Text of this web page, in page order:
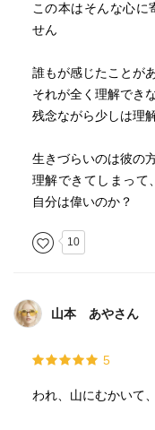
この本はそんな心に
せん
誰もが感じたことが
それが全く理解でき
残念ながら少しは理
生きづらいのは彼の
理解できてしまって
自分は偉いのか？
10
山本 あやさん
5
われ、山にむかいて